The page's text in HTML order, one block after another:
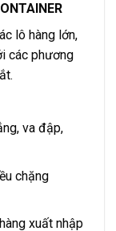
lô hàng lớn,
các phương
va đập,
chặng
xuất nhập